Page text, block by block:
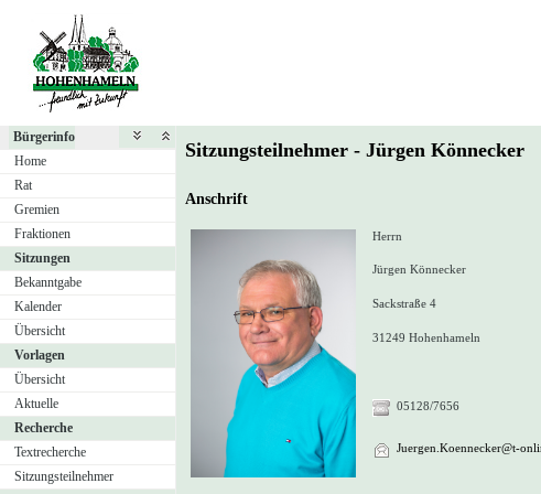
Bürgerinfo
Home
Rat
Gremien
Fraktionen
Sitzungen
Bekanntgabe
Kalender
Übersicht
Vorlagen
Übersicht
Aktuelle
Recherche
Textrecherche
Sitzungsteilnehmer
Sitzungsteilnehmer - Jürgen Könnecker
Anschrift
Herrn
Jürgen Könnecker
Sackstraße 4
31249 Hohenhameln
05128/7656
Juergen.Koennecker@t-